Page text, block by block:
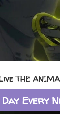
THE
Every